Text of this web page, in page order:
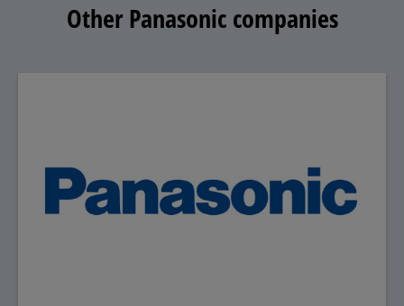
Other Panasonic companies